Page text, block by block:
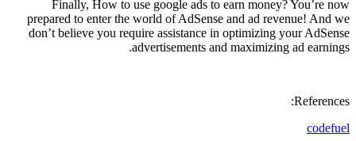
Finally, How to use google ads to earn money? You’re now
prepared to enter the world of AdSense and ad revenue! And we
don’t believe you require assistance in optimizing your AdSense
advertisements and maximizing ad earnings.
References:
codefuel